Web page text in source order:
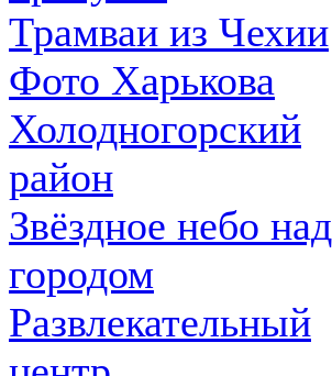
Трамваи из Чехии
Фото Харькова
Холодногорский
район
Звёздное небо над
городом
Развлекательный